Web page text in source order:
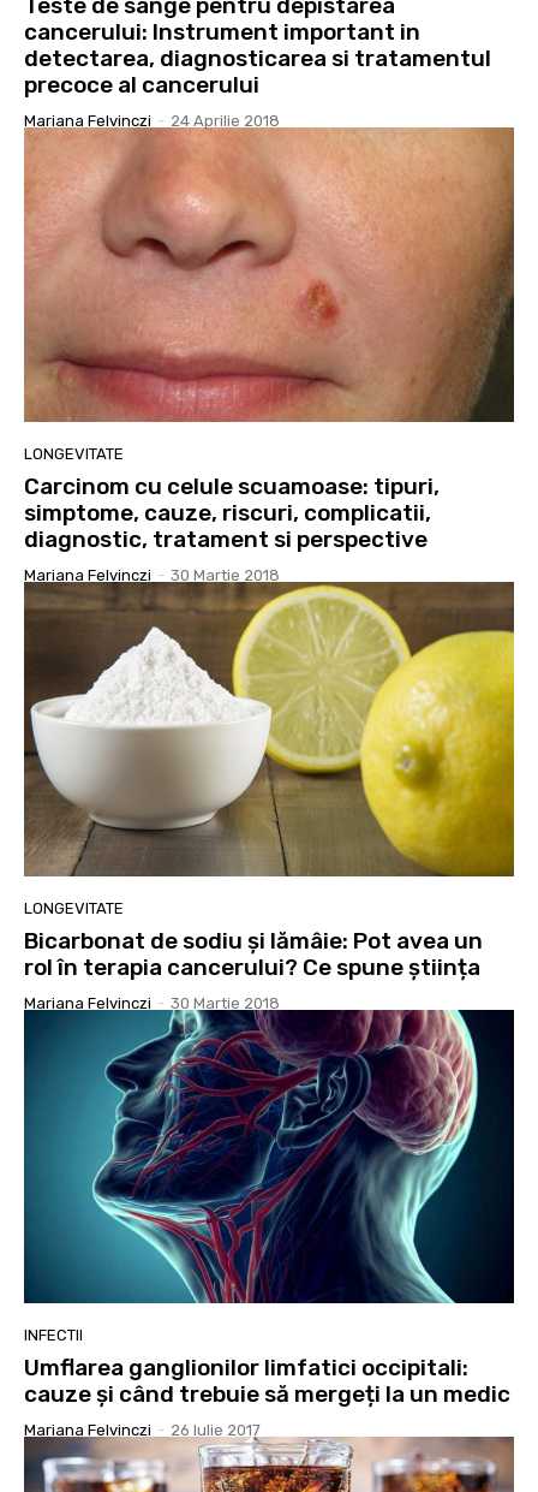
cancerului: Instrument important in
detectarea, diagnosticarea si tratamentul
precoce al cancerului
Mariana Felvinczi - 24 Aprilie 2018
LONGEVITATE
Carcinom cu celule scuamoase: tipuri,
simptome, cauze, riscuri, complicatii,
diagnostic, tratament si perspective
Mariana Felvinczi - 30 Martie 2018
LONGEVITATE
Bicarbonat de sodiu și lămâie: Pot avea un
rol în terapia cancerului? Ce spune știința
Mariana Felvinczi - 30 Martie 2018
INFECTII
Umflarea ganglionilor limfatici occipitali:
cauze și când trebuie să mergeți la un medic
Mariana Felvinczi - 26 Iulie 2017